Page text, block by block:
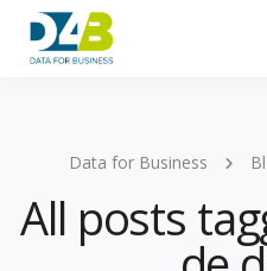
Data for Business
All posts